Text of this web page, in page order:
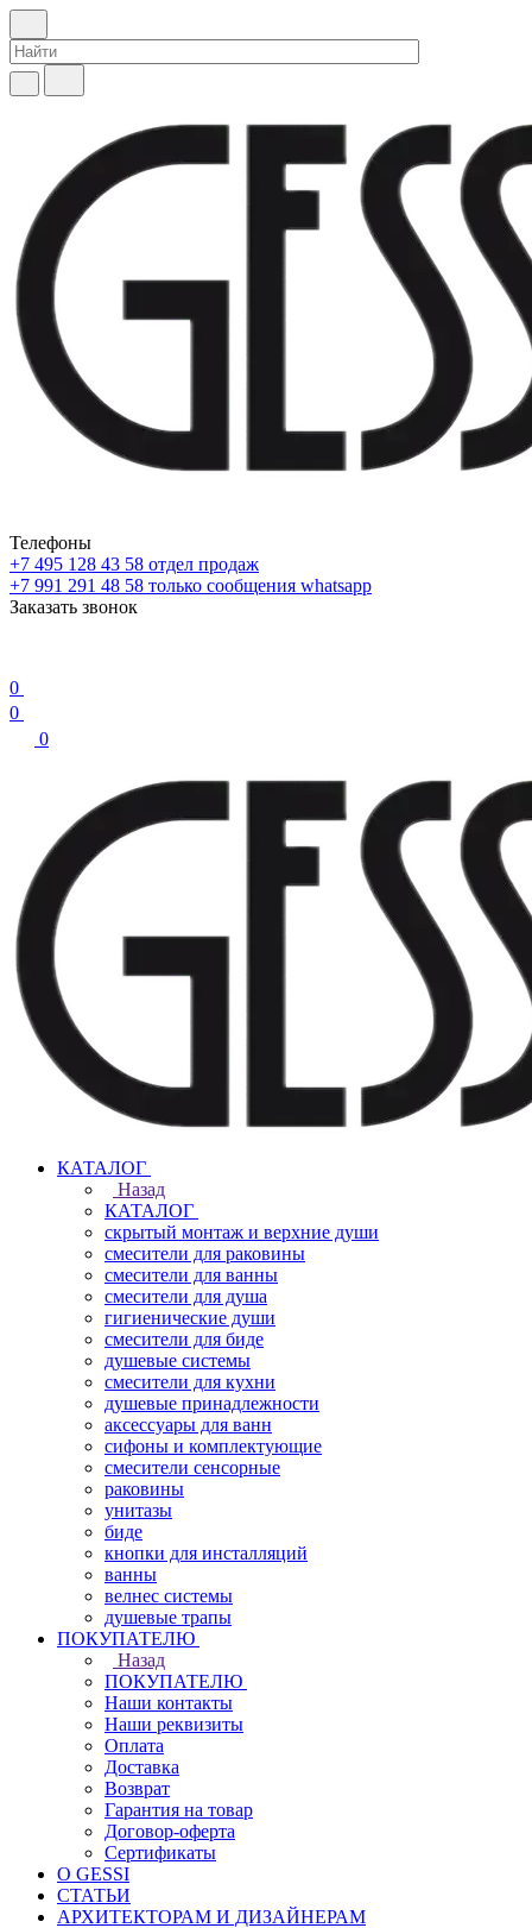
Телефоны
+7 495 128 43 58 отдел продаж
+7 991 291 48 58 только сообщения whatsapp
Заказать звонок
0
0
0
КАТАЛОГ
Назад
КАТАЛОГ
скрытый монтаж и верхние души
смесители для раковины
смесители для ванны
смесители для душа
гигиенические души
смесители для биде
душевые системы
смесители для кухни
душевые принадлежности
аксессуары для ванн
сифоны и комплектующие
смесители сенсорные
раковины
унитазы
биде
кнопки для инсталляций
ванны
велнес системы
душевые трапы
ПОКУПАТЕЛЮ
Назад
ПОКУПАТЕЛЮ
Наши контакты
Наши реквизиты
Оплата
Доставка
Возврат
Гарантия на товар
Договор-оферта
Сертификаты
О GESSI
СТАТЬИ
АРХИТЕКТОРАМ И ДИЗАЙНЕРАМ